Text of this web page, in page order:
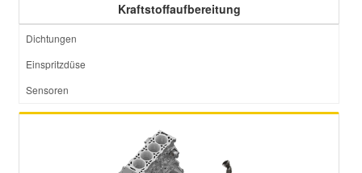
Kraftstoffaufbereitung
Dichtungen
Einspritzdüse
Sensoren